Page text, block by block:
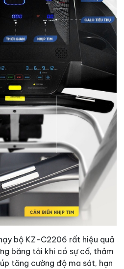
bộ KZ-C2206 rất hiệu quả
băng tải khi có sự cố, thảm
tăng cường độ ma sát, hạn